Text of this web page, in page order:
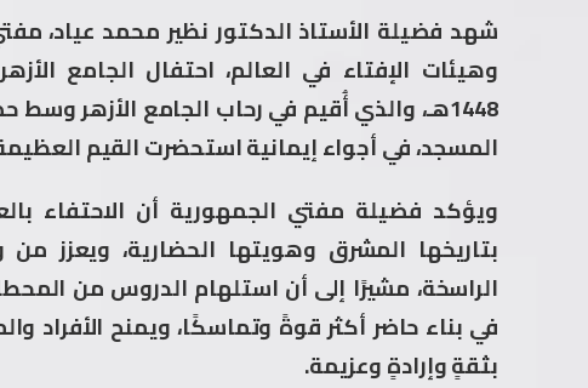
شهد فضيلة الأستاذ الدكتور نظير محمد عياد،
وهيئات الإفتاء في العالم، احتفال الجامع
1448هـ، والذي أُقيم في رحاب الجامع الأزهر
المسجد، في أجواء إيمانية استحضرت القيم
ويؤكد فضيلة مفتي الجمهورية أن الاحتفاء
بتاريخها المشرق وهويتها الحضارية، ويعزز من
الراسخة، مشيرًا إلى أن استلهام الدروس من
في بناء حاضر أكثر قوةً وتماسكًا، ويمنح الأفراد
بثقةٍ وإرادةٍ وعزيمة.